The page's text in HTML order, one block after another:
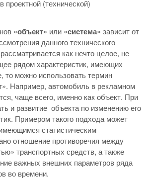
проектной (технической)
«объект» или «система» зависит от
данного технического
как нечто целое, не
рядом характеристик, имеющих
то можно использовать термин
Например, автомобиль в рекламном
чаще всего, именно как объект. При
и развитие объекта по изменению его
Примером такого подхода может
статистическим
отношение противоречия между
транспортных средств, а также
важных внешних параметров ряда
во времени.